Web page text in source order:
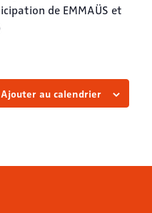
de EMMAÜS et
Ajouter au calendrier